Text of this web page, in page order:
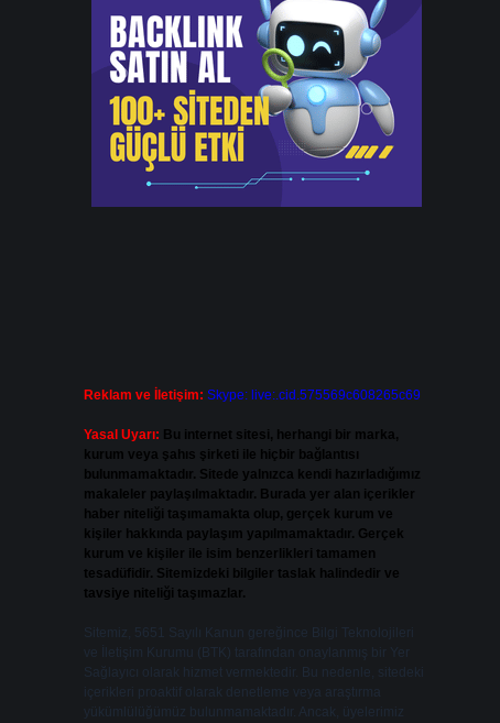
Reklam ve İletişim: Skype: live:.cid.575569c608265c69
Yasal Uyarı: Bu internet sitesi, herhangi bir marka,
kurum veya şahıs şirketi ile hiçbir bağlantısı
bulunmamaktadır. Sitede yalnızca kendi hazırladığımız
makaleler paylaşılmaktadır. Burada yer alan içerikler
haber niteliği taşımamakta olup, gerçek kurum ve
kişiler hakkında paylaşım yapılmamaktadır. Gerçek
kurum ve kişiler ile isim benzerlikleri tamamen
tesadüfidir. Sitemizdeki bilgiler taslak halindedir ve
tavsiye niteliği taşımazlar.
Sitemiz, 5651 Sayılı Kanun gereğince Bilgi Teknolojileri
ve İletişim Kurumu (BTK) tarafından onaylanmış bir Yer
Sağlayıcı olarak hizmet vermektedir. Bu nedenle, sitedeki
içerikleri proaktif olarak denetleme veya araştırma
yükümlülüğümüz bulunmamaktadır. Ancak, üyelerimiz